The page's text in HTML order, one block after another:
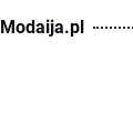
Modaija.pl